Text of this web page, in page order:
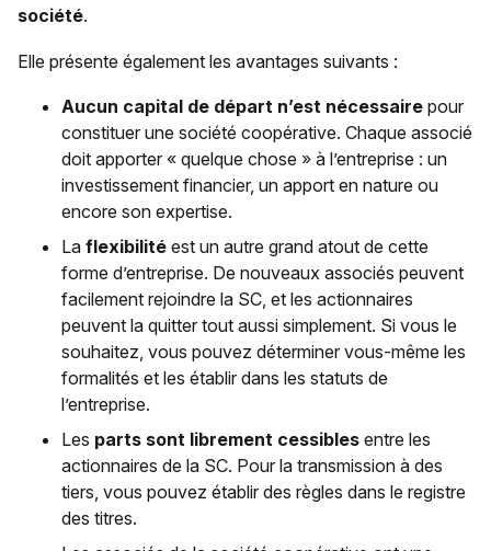
société.
Elle présente également les avantages suivants :
Aucun capital de départ n’est nécessaire pour
constituer une société coopérative. Chaque associé
doit apporter « quelque chose » à l’entreprise : un
investissement financier, un apport en nature ou
encore son expertise.
La flexibilité est un autre grand atout de cette
forme d’entreprise. De nouveaux associés peuvent
facilement rejoindre la SC, et les actionnaires
peuvent la quitter tout aussi simplement. Si vous le
souhaitez, vous pouvez déterminer vous-même les
formalités et les établir dans les statuts de
l’entreprise.
Les parts sont librement cessibles entre les
actionnaires de la SC. Pour la transmission à des
tiers, vous pouvez établir des règles dans le registre
des titres.